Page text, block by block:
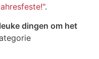
.
dingen om het